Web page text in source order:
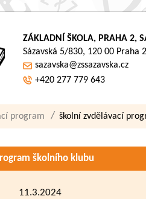
ZÁKLADNÍ ŠKOLA, PRAHA 2,
Sázavská 5/830, 120 00 Praha 2
sazavska@zssazavska.cz
+420 277 779 643
program školní zvdělávací
školního klubu
11.3.2024